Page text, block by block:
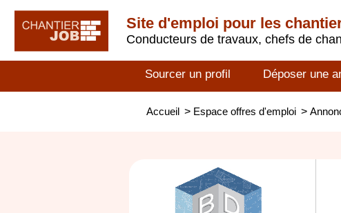
Site d'emploi pour les
Conducteurs de travaux, chefs de
Sourcer un profil Déposer une
Accueil > Espace offres d'emploi >